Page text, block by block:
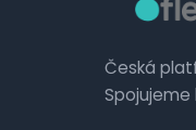
Česká